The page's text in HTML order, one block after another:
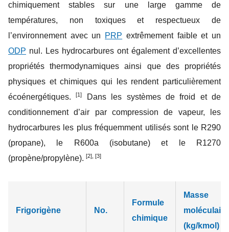
chimiquement stables sur une large gamme de
températures, non toxiques et respectueux de
l’environnement avec un
PRP extrêmement faible et un
ODP nul. Les hydrocarbures ont également d’excellentes
propriétés thermodynamiques ainsi que des propriétés
physiques et chimiques qui les rendent particulièrement
écoénergétiques.[1]
Dans les systèmes de froid et de
conditionnement d’air par compression de vapeur, les
hydrocarbures les plus fréquemment utilisés sont le R290
(propane), le R600a (isobutane) et le R1270
(propène/propylène). [2], [3]
Frigorigène No.
Formule
chimique
Masse
moléculaire
(kg/kmol)